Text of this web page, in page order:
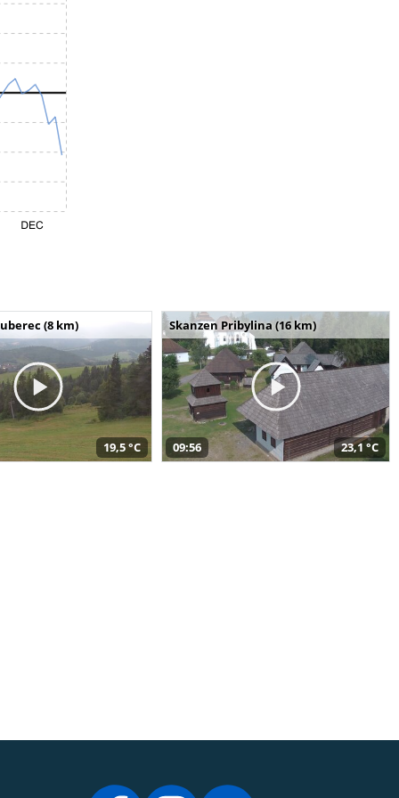
(8 km)
19,5 °C
Skanzen Pribylina (16 km)
09:56 23,1 °C